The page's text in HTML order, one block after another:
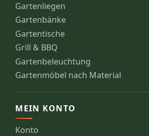
Gartenliegen
Gartenbänke
Gartentische
Grill & BBQ
Gartenbeleuchtung
Gartenmöbel nach Material
MEIN KONTO
Konto